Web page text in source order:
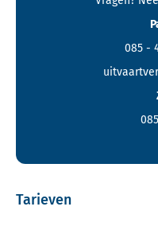
085 -
Tarieven